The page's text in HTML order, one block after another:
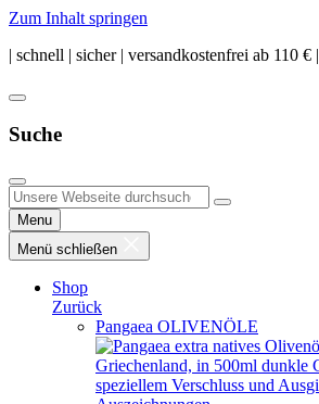
Zum Inhalt springen
| schnell | sicher | versandkostenfrei ab 110 € |
Suche
Menu
Menü schließen
Shop
Zurück
Pangaea OLIVENÖLE